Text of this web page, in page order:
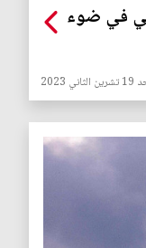
في ضوء
2023